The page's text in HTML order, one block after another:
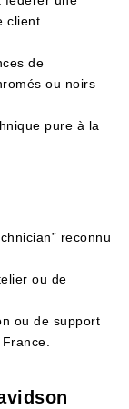
client
de
ou noirs
pure à la
reconnu
ou de
ou de support